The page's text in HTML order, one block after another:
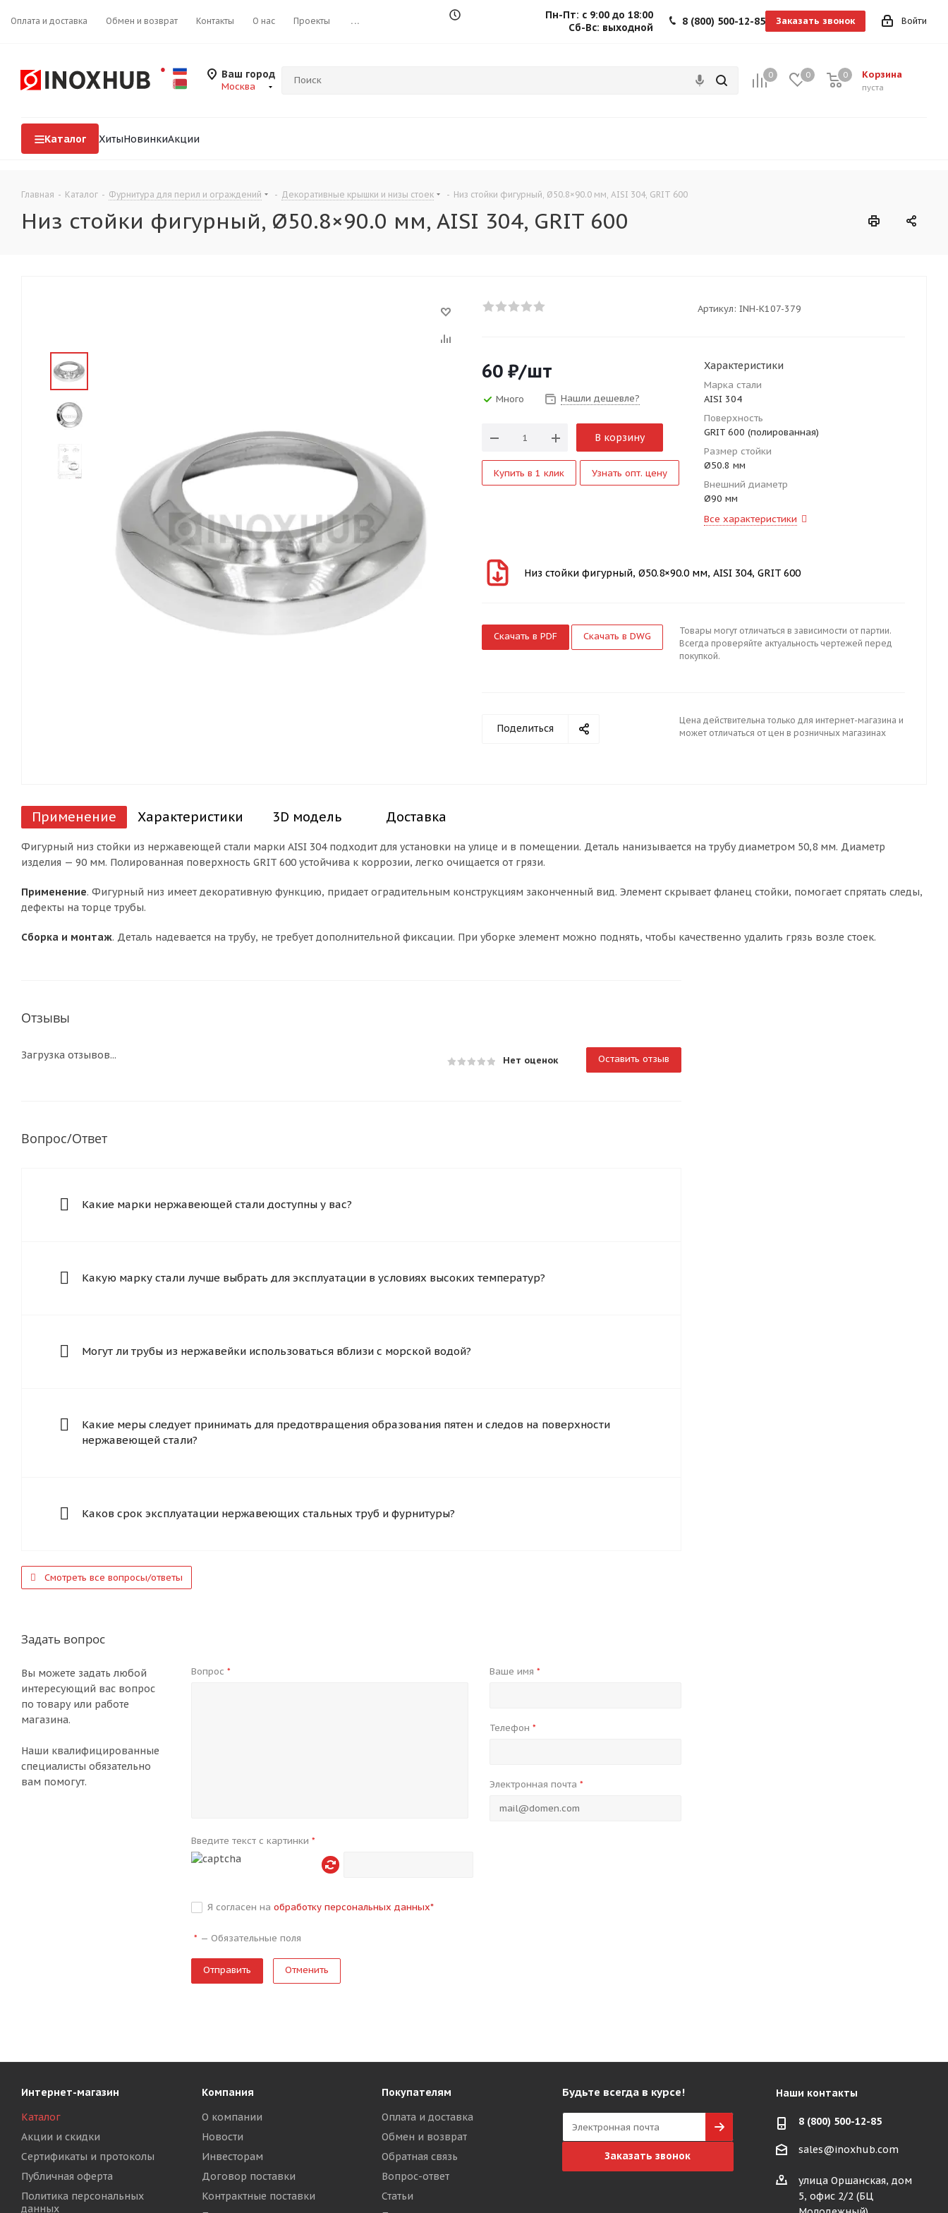
Оплата и доставка Обмен и возврат Контакты О нас Проекты ... Войти
8 (800) 500-12-85 Заказать звонок
Пн-Пт: с 9:00 до 18:00
Сб-Вс: выходной
Ваш город
Москва
0 0 Корзина
0
пуста
0
Каталог ХитыНовинкиАкции
Главная - Каталог - Фурнитура для перил и ограждений - Декоративные крышки и низы стоек - Низ стойки фигурный, Ø50.8×90.0 мм, AISI 304, GRIT 600
Низ стойки фигурный, Ø50.8×90.0 мм, AISI 304, GRIT 600
Артикул: INH-K107-379
60 ₽/шт
Много Нашли дешевле?
В корзину
Купить в 1 клик Узнать опт. цену
Характеристики
Марка стали
AISI 304
Поверхность
GRIT 600 (полированная)
Размер стойки
Ø50.8 мм
Внешний диаметр
Ø90 мм
Все характеристики
Низ стойки фигурный, Ø50.8×90.0 мм, AISI 304, GRIT 600
Скачать в PDF Скачать в DWG
Товары могут отличаться в зависимости от партии.
Всегда проверяйте актуальность чертежей перед
покупкой.
Поделиться
Цена действительна только для интернет-магазина и
может отличаться от цен в розничных магазинах
Применение Характеристики 3D модель Доставка
Фигурный низ стойки из нержавеющей стали марки AISI 304 подходит для установки на улице и в помещении. Деталь нанизывается на трубу диаметром 50,8 мм. Диаметр
изделия — 90 мм. Полированная поверхность GRIT 600 устойчива к коррозии, легко очищается от грязи.
Применение. Фигурный низ имеет декоративную функцию, придает оградительным конструкциям законченный вид. Элемент скрывает фланец стойки, помогает спрятать следы,
дефекты на торце трубы.
Сборка и монтаж. Деталь надевается на трубу, не требует дополнительной фиксации. При уборке элемент можно поднять, чтобы качественно удалить грязь возле стоек.
Отзывы
Нет оценок Оставить отзыв
Загрузка отзывов...
Вопрос/Ответ
Какие марки нержавеющей стали доступны у вас?
Какую марку стали лучше выбрать для эксплуатации в условиях высоких температур?
Могут ли трубы из нержавейки использоваться вблизи с морской водой?
Какие меры следует принимать для предотвращения образования пятен и следов на поверхности
нержавеющей стали?
Каков срок эксплуатации нержавеющих стальных труб и фурнитуры?
Смотреть все вопросы/ответы
Задать вопрос
Вы можете задать любой
интересующий вас вопрос
по товару или работе
магазина.
Наши квалифицированные
специалисты обязательно
вам помогут.
Вопрос* Ваше имя *
Телефон *
Электронная почта *
Введите текст с картинки*
Я согласен наобработку персональных данных*
* —Обязательные поля
Отменить
Интернет-магазин
Каталог
Акции и скидки
Сертификаты и протоколы
Публичная оферта
Политика персональных
данных
Компания
О компании
Новости
Инвесторам
Договор поставки
Контрактные поставки
Покупателям
Оплата и доставка
Обмен и возврат
Обратная связь
Вопрос-ответ
Статьи
Будьте всегда в курсе!
Заказать звонок
Наши контакты
8 (800) 500-12-85
sales@inoxhub.com
улица Оршанская, дом
5, офис 2/2 (БЦ